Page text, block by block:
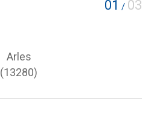
01 / 03
Arles
(13280)